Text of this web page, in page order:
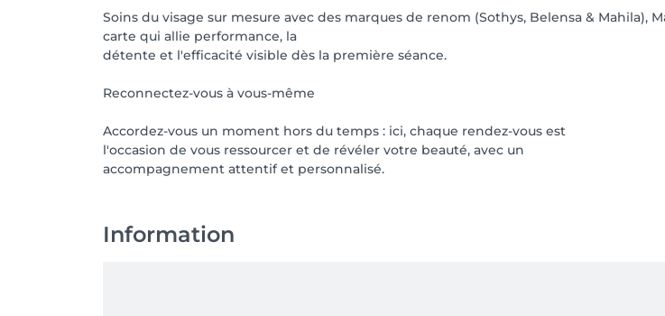
Soins du visage sur mesure avec des marques de renom (Sothys, Belensa & Mahila),
carte qui allie performance, la
détente et l'efficacité visible dès la première séance.
Reconnectez-vous à vous-même
Accordez-vous un moment hors du temps : ici, chaque rendez-vous est
l'occasion de vous ressourcer et de révéler votre beauté, avec un
accompagnement attentif et personnalisé.
Information